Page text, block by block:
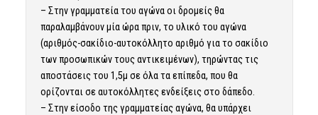
– Στην γραμματεία του αγώνα οι δρομείς θα
παραλαμβάνουν μία ώρα πριν, το υλικό του αγώνα
(αριθμός-σακίδιο-αυτοκόλλητο αριθμό για το σακίδιο
των προσωπικών τους αντικειμένων), τηρώντας τις
αποστάσεις του 1,5μ σε όλα τα επίπεδα, που θα
ορίζονται σε αυτοκόλλητες ενδείξεις στο δάπεδο.
– Στην είσοδο της γραμματείας αγώνα, θα υπάρχει